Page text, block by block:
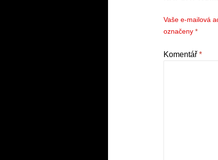
Vaše e-mailová
označeny *
Komentář *